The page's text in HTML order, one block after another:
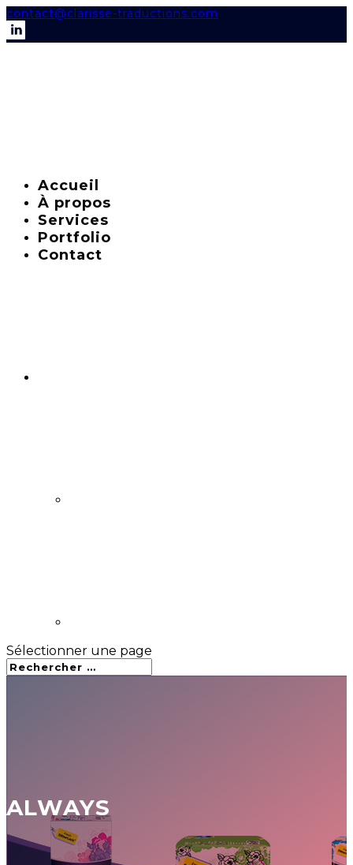
contact@clarisse-traductions.com
Accueil
À propos
Services
Portfolio
Contact
Sélectionner une page
ALWAYS